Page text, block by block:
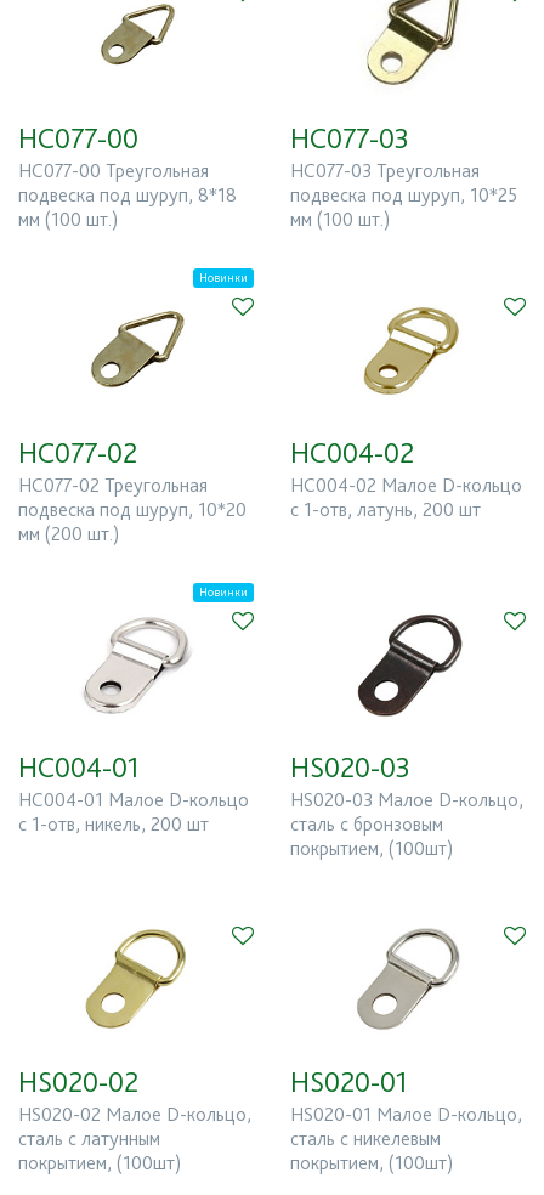
Производитель
Базовый цвет
Ширина (мм)
Высота (мм)
Страна производитель
Все
HC077-00
HC077-00 Треугольная
подвеска под шуруп, 8*18
мм (100 шт.)
HC077-03
HC077-03 Треугольная
подвеска под шуруп, 10*25
мм (100 шт.)
Новинки
HC077-02
HC077-02 Треугольная
подвеска под шуруп, 10*20
мм (200 шт.)
HC004-02
HC004-02 Малое D-кольцо
с 1-отв, латунь, 200 шт
Новинки
HC004-01
HC004-01 Малое D-кольцо
с 1-отв, никель, 200 шт
HS020-03
HS020-03 Малое D-кольцо,
сталь с бронзовым
покрытием, (100шт)
HS020-02
HS020-02 Малое D-кольцо,
сталь с латунным
покрытием, (100шт)
HS020-01
HS020-01 Малое D-кольцо,
сталь с никелевым
покрытием, (100шт)